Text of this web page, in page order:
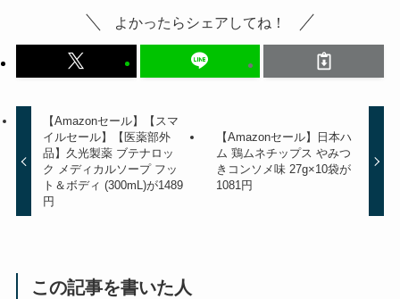
よかったらシェアしてね！
【Amazonセール】【スマ
イルセール】【医薬部外
品】久光製薬 ブテナロッ
ク メディカルソープ フッ
ト＆ボディ (300mL)が1489
円
【Amazonセール】日本ハ
ム 鶏ムネチップス やみつ
きコンソメ味 27g×10袋が
1081円
この記事を書いた人